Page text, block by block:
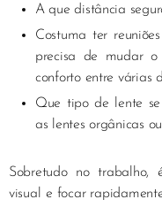
A que distância
Costuma ter
precisa de mudar
conforto entre várias
Que tipo de lente se
as lentes orgânicas
Sobretudo no trabalho,
visual e focar